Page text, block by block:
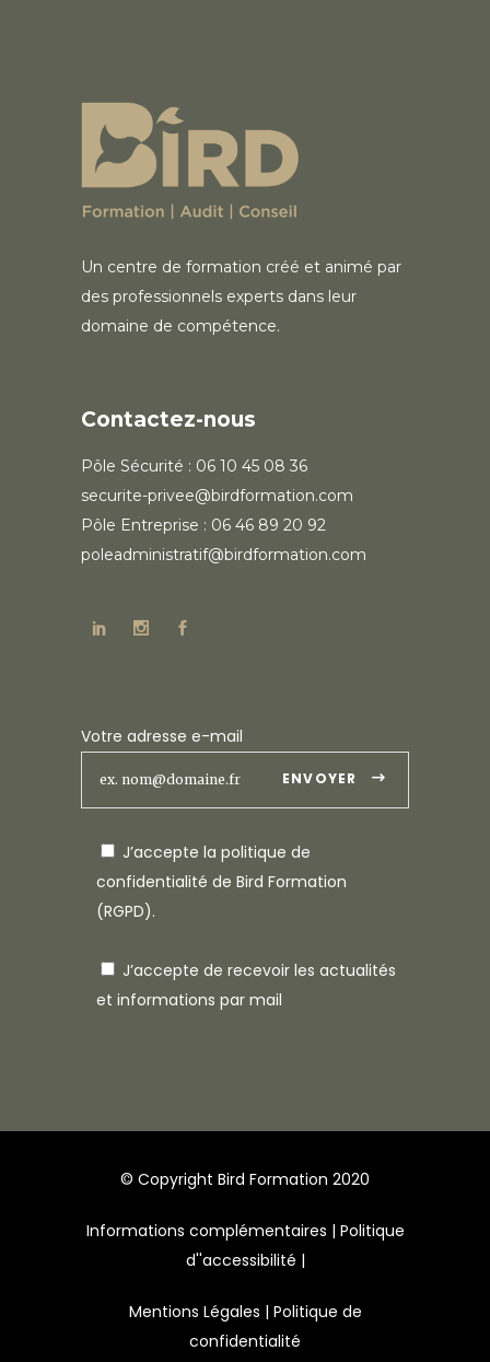
Un centre de formation créé et animé par
des professionnels experts dans leur
domaine de compétence.
Contactez-nous
Pôle Sécurité : 06 10 45 08 36
securite-privee@birdformation.com
Pôle Entreprise : 06 46 89 20 92
poleadministratif@birdformation.com
Votre adresse e-mail
ENVOYER
J’accepte la politique de
confidentialité de Bird Formation
(RGPD).
J’accepte de recevoir les actualités
et informations par mail
© Copyright Bird Formation 2020
Informations complémentaires | Politique
d''accessibilité |
Mentions Légales | Politique de
confidentialité